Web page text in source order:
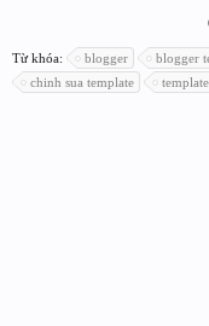
Từ khóa: blogger blogger
chinh sua template
template